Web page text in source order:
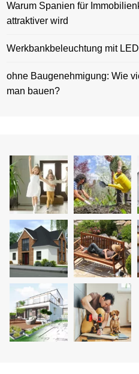
Warum Spanien für
attraktiver wird
Werkbankbeleuchtung mit
ohne Baugenehmigung: Wie
man bauen?